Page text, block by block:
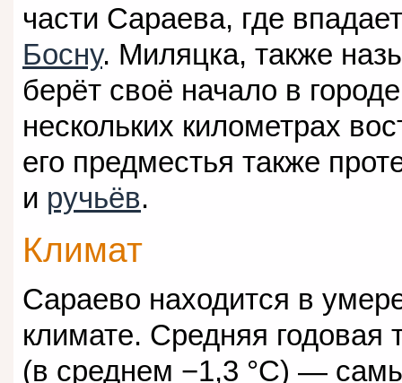
части Сараева, где
Босну. Миляцка, также
берёт своё начало в
нескольких километрах
его предместья также
и ручьёв.
Климат
Сараево находится в
климате. Средняя
(в среднем −1,3 °C) —